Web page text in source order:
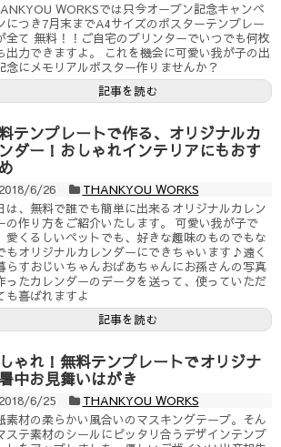
WORKSでは只今オープン記念キャンペ
につき7月末までA4サイズのポスターテンプレー
全て 無料！！ご自宅のプリンターでいつでも何枚
出力できますよ。 これを機会に可愛い我が子の出
念にメモリアルポスター作りませんか？
記事を読む
テンプレートで作る、オリジナルカ
ダー！おしゃれインテリアにもおす
2018/6/26
THANKYOU WORKS
は、無料で誰でも簡単に出来るオリジナルカレン
の作り方をご紹介いたします。 可愛い我が子で
愛くるしいペットでも、好きな趣味のものでもな
もオリジナルカレンダーにできちゃいます♪遠く
らすおじいちゃんおばあちゃんにお孫さんの写真
ったカレンダーのデータを送って、使っていただ
も喜ばれますよ
記事を読む
ゃれ！無料テンプレートでオリジナ
中お見舞いはがき
2018/6/25
THANKYOU WORKS
素材の柔らかい風合いのマスキングテープ。そん
ステ素材のシールにピッタリ合うデザインテンプ